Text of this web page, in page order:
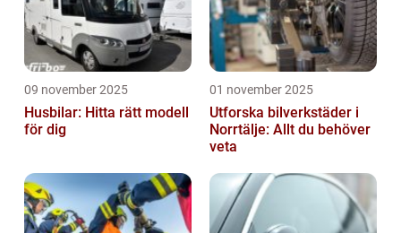
09 november 2025
Husbilar: Hitta rätt modell
för dig
01 november 2025
Utforska bilverkstäder i
Norrtälje: Allt du behöver
veta